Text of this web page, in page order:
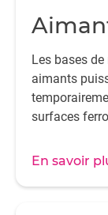
Les bases
aimants
surfaces
En savoir